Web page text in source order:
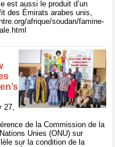
est aussi le produit d’un
des Émirats arabes unis,
afrique/soudan/famine-
27,
de la Commission de la
Unies (ONU) sur
sur la condition de la